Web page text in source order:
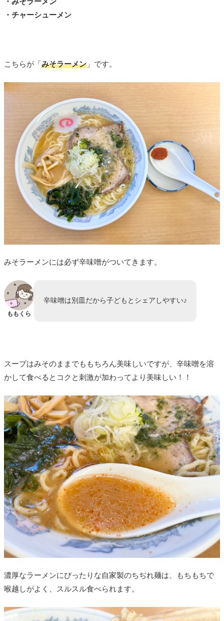
・チャーシューメン
こちらが「 みそラーメン 」です。
みそラーメンには必ず辛味噌がついてきます。
ももくら
辛味噌は別皿だから子どもとシェアしやすい♪
スープはみそのままでももちろん美味しいですが、辛味噌を溶
かして食べるとコクと刺激が加わってより美味しい！！
濃厚なラーメンにぴったりな自家製のちぢれ麺は、もちもちで
喉越しがよく、スルスル食べられます。